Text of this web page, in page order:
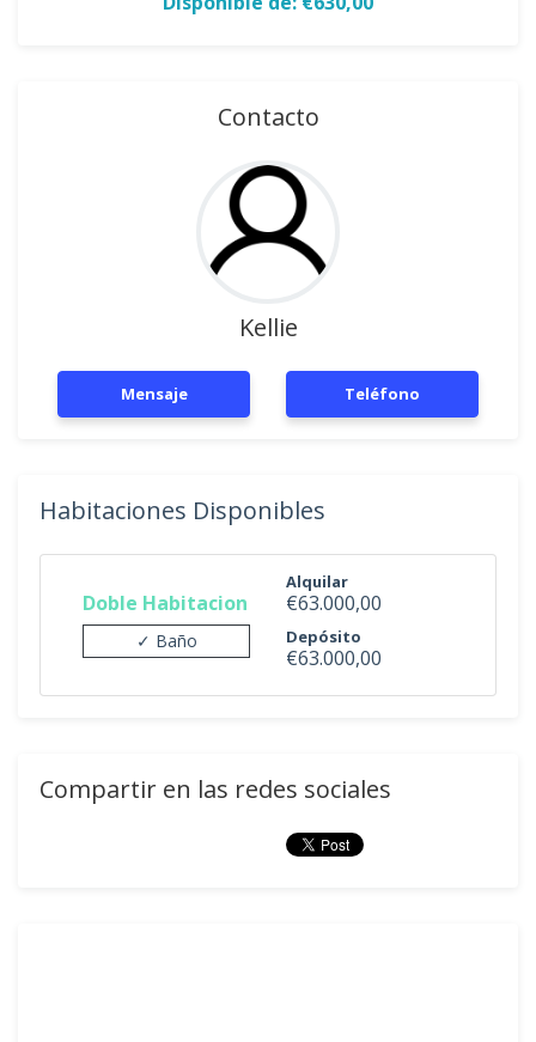
Contacto
Kellie
Mensaje Teléfono
Habitaciones Disponibles
Doble Habitacion
✓ Baño
Alquilar
€63.000,00
Depósito
€63.000,00
Compartir en las redes sociales